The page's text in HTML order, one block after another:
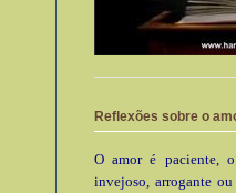
Reflexões sobre o
O amor é paciente,
invejoso, arrogante ou